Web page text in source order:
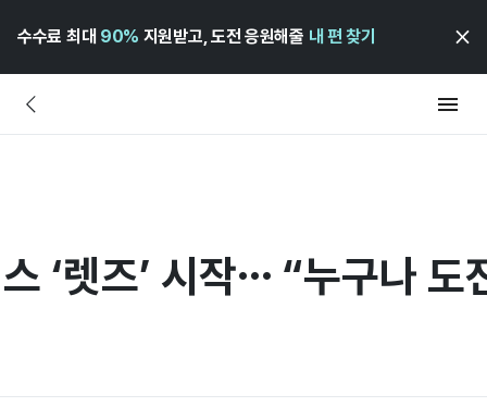
수수료 최대 90% 지원받고, 도전 응원해줄 내 편 찾기
‘렛즈’ 시작… “누구나 도